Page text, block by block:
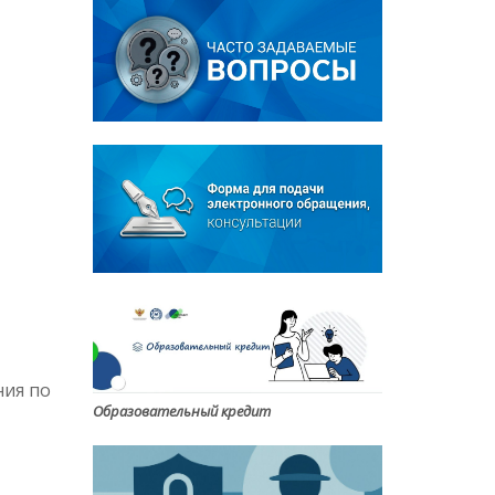
по
Образовательный кредит